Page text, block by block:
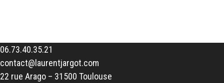
06.73.40.35.21
contact@laurentjargot.com
22 rue Arago – 31500 Toulouse